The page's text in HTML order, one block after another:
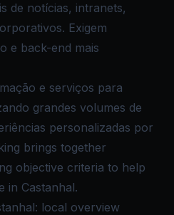
de notícias, intranets,
Exigem
e back-end mais
e serviços para
grandes volumes de
personalizadas por
brings together
objective criteria to help
in Castanhal.
local overview